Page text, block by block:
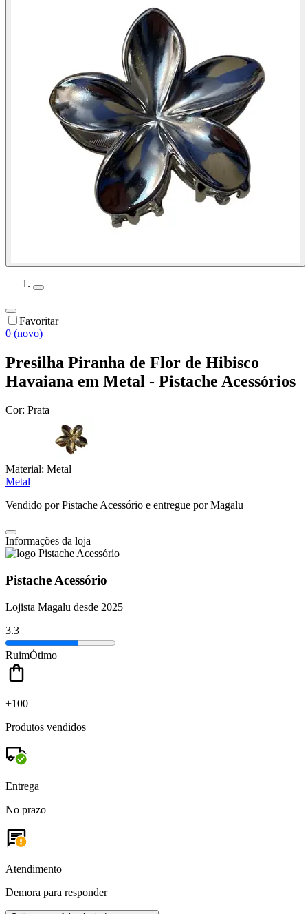
Favoritar
0 (novo)
Presilha Piranha de Flor de Hibisco
Havaiana em Metal - Pistache Acessórios
Cor: Prata
Material: Metal
Metal
Vendido porPistache Acessório e entregue por Magalu
Informações da loja
Pistache Acessório
Lojista Magalu desde 2025
3.3
RuimÓtimo
+100
Produtos vendidos
Entrega
No prazo
Atendimento
Demora para responder